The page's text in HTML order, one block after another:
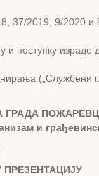
37/2019, 9/2020 и
и поступку израде
(„Службени
ГРАДА
и
ПРЕЗЕНТАЦИЈУ